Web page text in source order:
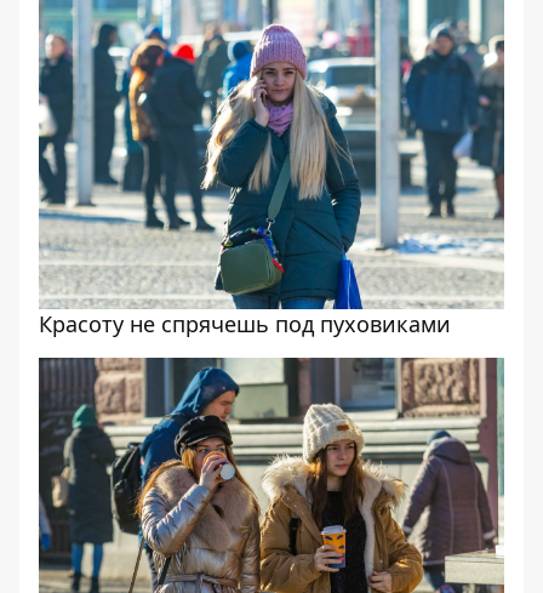
Красоту не спрячешь под пуховиками